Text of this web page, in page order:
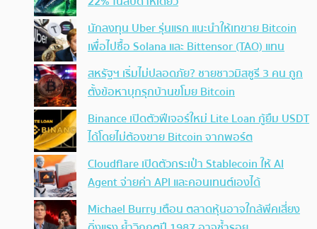
นักลงทุน Uber รุ่นแรก แนะนำให้เทขาย Bitcoin
เพื่อไปซื้อ Solana และ Bittensor (TAO) แทน
สหรัฐฯ เริ่มไม่ปลอดภัย? ชายชาวมิสซูรี 3 คน ถูก
ตั้งข้อหาบุกรุกบ้านขโมย Bitcoin
Binance เปิดตัวฟีเจอร์ใหม่ Lite Loan กู้ยืม USDT
ได้โดยไม่ต้องขาย Bitcoin จากพอร์ต
Cloudflare เปิดตัวกระเป๋า Stablecoin ให้ AI
Agent จ่ายค่า API และคอนเทนต์เองได้
Michael Burry เตือน ตลาดหุ้นอาจใกล้พีคเสี่ยง